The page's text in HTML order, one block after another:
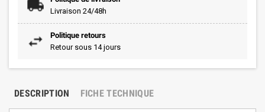
Livraison 24/48h
Politique retours
Retour sous 14 jours
DESCRIPTION FICHE TECHNIQUE